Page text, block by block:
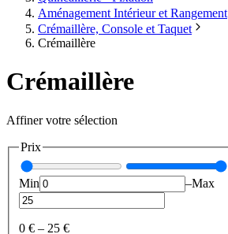
Aménagement Intérieur et Rangement
Crémaillère, Console et Taquet
Crémaillère
Crémaillère
Affiner votre sélection
Prix
Min –Max
0 € – 25 €